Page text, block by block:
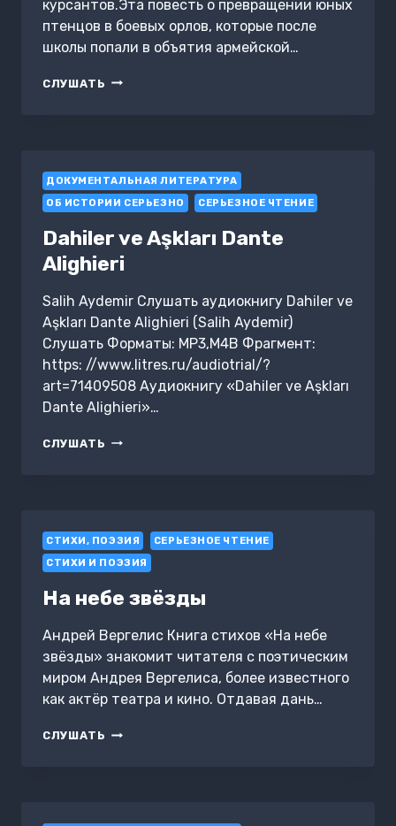
курсантов.Эта повесть о превращении юных
птенцов в боевых орлов, которые после
школы попали в объятия армейской…
СЛУШАТЬ КВТИУ.
ДОКУМЕНТАЛЬНАЯ ЛИТЕРАТУРА
ОБ ИСТОРИИ СЕРЬЕЗНО
СЕРЬЕЗНОЕ ЧТЕНИЕ
Dahiler ve Aşkları Dante
Alighieri
Salih Aydemir Слушать аудиокнигу Dahiler ve
Aşkları Dante Alighieri (Salih Aydemir)
Слушать Форматы: MP3,M4B Фрагмент:
https: //www.litres.ru/audiotrial/?
art=71409508 Аудиокнигу «Dahiler ve Aşkları
Dante Alighieri»…
СЛУШАТЬ DAHILER
CТИХИ, ПОЭЗИЯ
СЕРЬЕЗНОЕ ЧТЕНИЕ
СТИХИ И ПОЭЗИЯ
На небе звёзды
Андрей Вергелис Книга стихов «На небе
звёзды» знакомит читателя с поэтическим
миром Андрея Вергелиса, более известного
как актёр театра и кино. Отдавая дань…
СЛУШАТЬ НА